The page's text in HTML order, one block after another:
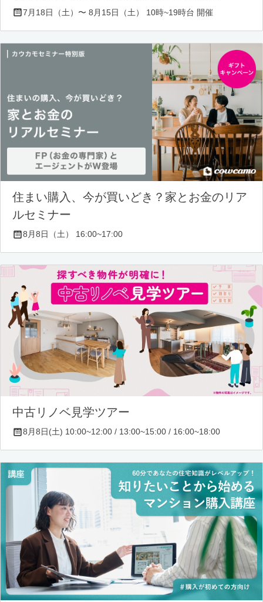
7月18日（土）〜 8月15日（土） 10時~19時台 開催
住まい購入、今が買いどき？家とお金のリア
ルセミナー
8月8日（土） 16:00~17:00
中古リノベ見学ツアー
8月8日(土) 10:00~12:00 / 13:00~15:00 / 16:00~18:00